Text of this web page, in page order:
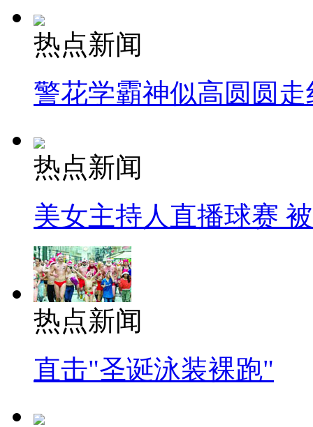
热点新闻
警花学霸神似高圆圆走
热点新闻
美女主持人直播球赛
热点新闻
直击"圣诞泳装裸跑"